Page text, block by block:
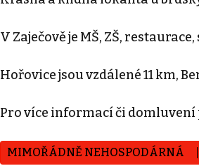
V Zaječově je MŠ, ZŠ,
Hořovice jsou vzdálené 11 km,
Pro více informací či
MIMOŘÁDNĚ NEHOSPODÁRNÁ